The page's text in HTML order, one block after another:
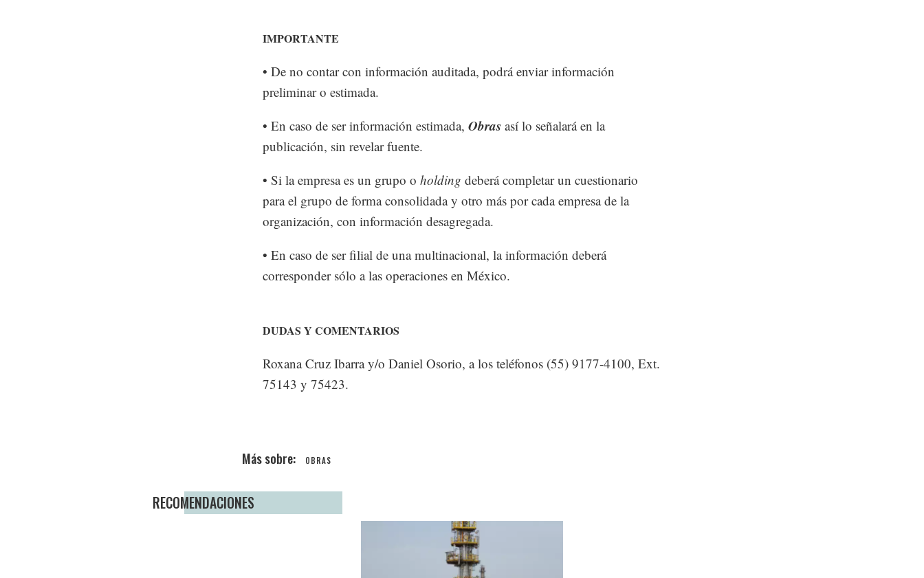
IMPORTANTE
• De no contar con información auditada, podrá enviar información
preliminar o estimada.
• En caso de ser información estimada, Obras así lo señalará en la
publicación, sin revelar fuente.
• Si la empresa es un grupo o holding deberá completar un cuestionario
para el grupo de forma consolidada y otro más por cada empresa de la
organización, con información desagregada.
• En caso de ser filial de una multinacional, la información deberá
corresponder sólo a las operaciones en México.
DUDAS Y COMENTARIOS
Roxana Cruz Ibarra y/o Daniel Osorio, a los teléfonos (55) 9177-4100, Ext.
75143 y 75423.
OBRAS
RECOMENDACIONES